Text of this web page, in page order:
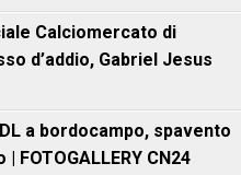
Calciomercato di
d’addio, Gabriel Jesus
a bordocampo, spavento
FOTOGALLERY CN24